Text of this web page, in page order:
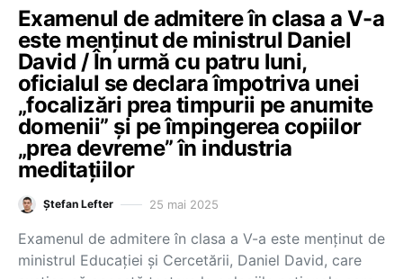
Examenul de admitere în clasa a V-a
este menținut de ministrul Daniel
David / În urmă cu patru luni,
oficialul se declara împotriva unei
„focalizări prea timpurii pe anumite
domenii” și pe împingerea copiilor
„prea devreme” în industria
meditațiilor
Ștefan Lefter 25 mai 2025
Examenul de admitere în clasa a V-a este menținut de
ministrul Educației și Cercetării, Daniel David, care